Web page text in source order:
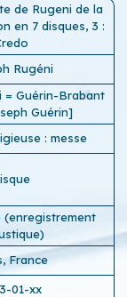
de Rugeni de la
en 7 disques, 3 :
Rugéni
= Guérin-Brabant
Guérin]
: messe
(enregistrement
France
01-xx